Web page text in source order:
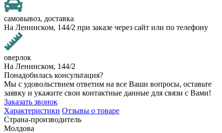
самовывоз, доставка
На Ленинском, 144/2 при заказе через сайт или по телефону
оверлок
На Ленинском, 144/2
Понадобилась консультация?
Мы с удовольствием ответим на все Ваши вопросы, оставьте
заявку и укажите свои контактные данные для связи с Вами!
Заказать звонок
Характеристики Отзывы о товаре
Страна-производитель
Молдова